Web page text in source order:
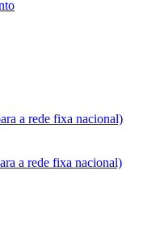
a rede fixa nacional)
a rede fixa nacional)